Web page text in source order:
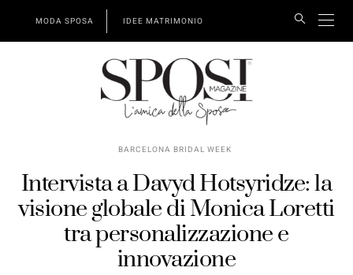
MODA SPOSA IDEE MATRIMONIO
BARCELONA BRIDAL WEEK
Intervista a Davyd Hotsyridze: la
visione globale di Monica Loretti
tra personalizzazione e
innovazione